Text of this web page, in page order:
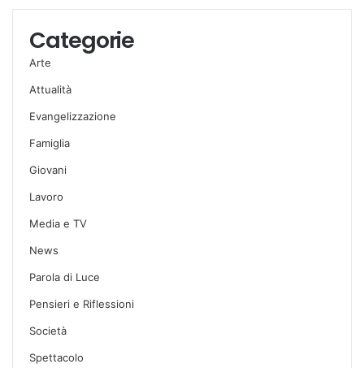
Categorie
Arte
Attualità
Evangelizzazione
Famiglia
Giovani
Lavoro
Media e TV
News
Parola di Luce
Pensieri e Riflessioni
Società
Spettacolo